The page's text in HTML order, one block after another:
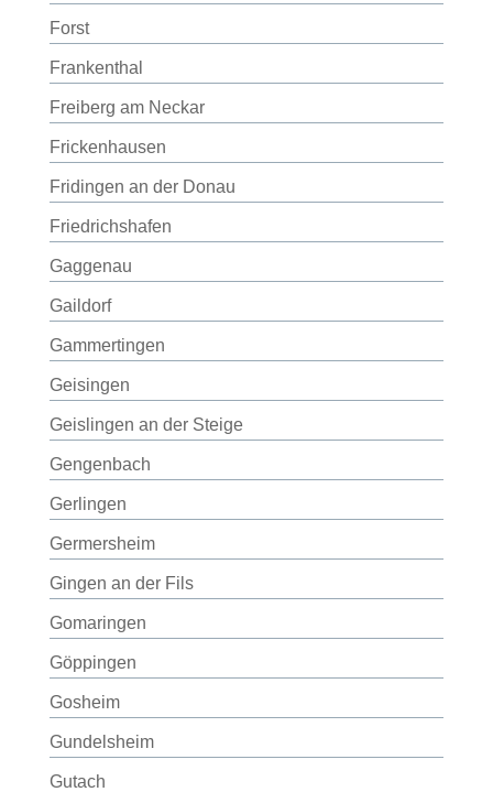
Forst
Frankenthal
Freiberg am Neckar
Frickenhausen
Fridingen an der Donau
Friedrichshafen
Gaggenau
Gaildorf
Gammertingen
Geisingen
Geislingen an der Steige
Gengenbach
Gerlingen
Germersheim
Gingen an der Fils
Gomaringen
Göppingen
Gosheim
Gundelsheim
Gutach